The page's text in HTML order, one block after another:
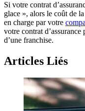
Si votre contrat
glace », alors le coût de
en charge par votre
votre contrat
d’une franchise.
Articles Liés